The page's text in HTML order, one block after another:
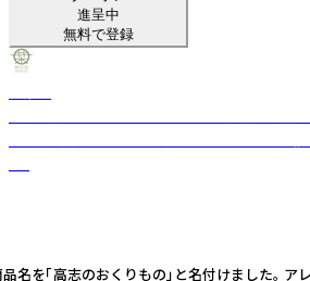
進呈中
無料で登録
志のおくりもの」と名付けました